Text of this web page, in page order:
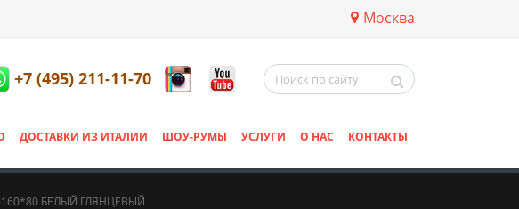
Москва
+7 (495) 211-11-70
ДОСТАВКИ ИЗ ИТАЛИИ ШОУ-РУМЫ УСЛУГИ О НАС КОНТАКТЫ
БЕЛЫЙ ГЛЯНЦЕВЫЙ